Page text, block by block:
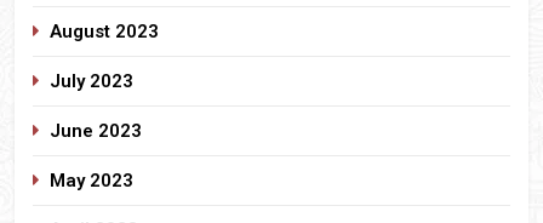
August 2023
July 2023
June 2023
May 2023